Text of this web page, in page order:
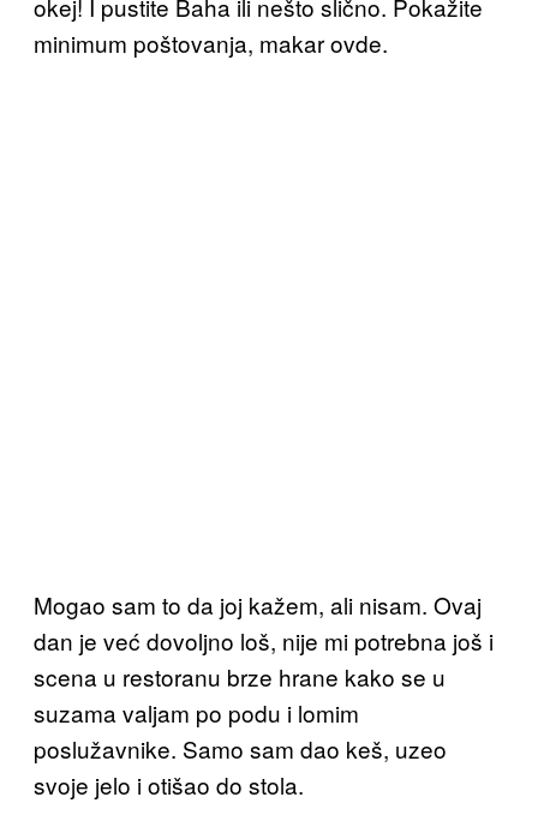
minimum poštovanja, makar ovde.
Mogao sam to da joj kažem, ali nisam. Ovaj
dan je već dovoljno loš, nije mi potrebna još i
scena u restoranu brze hrane kako se u
suzama valjam po podu i lomim
poslužavnike. Samo sam dao keš, uzeo
svoje jelo i otišao do stola.